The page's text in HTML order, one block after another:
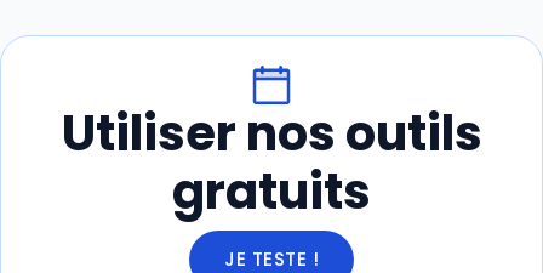
Utiliser nos outils
gratuits
JE TESTE !